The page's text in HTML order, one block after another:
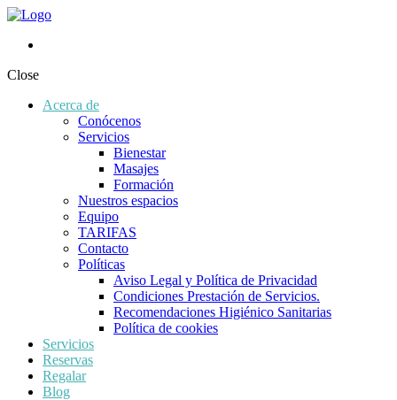
Close
Acerca de
Conócenos
Servicios
Bienestar
Masajes
Formación
Nuestros espacios
Equipo
TARIFAS
Contacto
Políticas
Aviso Legal y Política de Privacidad
Condiciones Prestación de Servicios.
Recomendaciones Higiénico Sanitarias
Política de cookies
Servicios
Reservas
Regalar
Blog